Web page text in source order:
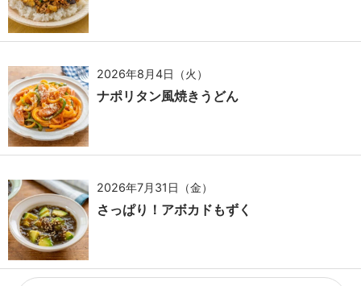
2026年8月4日（火）
ナポリタン風焼きうどん
2026年7月31日（金）
さっぱり！アボカドもずく